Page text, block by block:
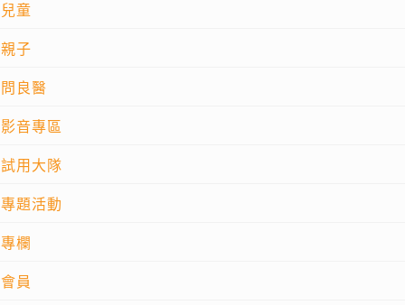
兒童
親子
問良醫
影音專區
試用大隊
專題活動
專欄
會員